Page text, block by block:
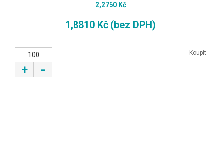
2,2760 Kč
1,8810 Kč (bez DPH)
+ -
Koupit